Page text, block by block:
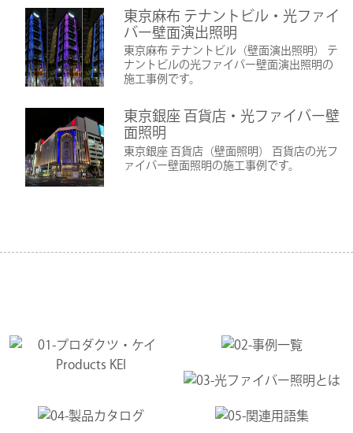
東京麻布 テナントビル・光ファイ
バー壁面演出照明
東京麻布 テナントビル（壁面演出照明） テ
ナントビルの光ファイバー壁面演出照明の
施工事例です。
東京銀座 百貨店・光ファイバー壁
面照明
東京銀座 百貨店（壁面照明） 百貨店の光フ
ァイバー壁面照明の施工事例です。